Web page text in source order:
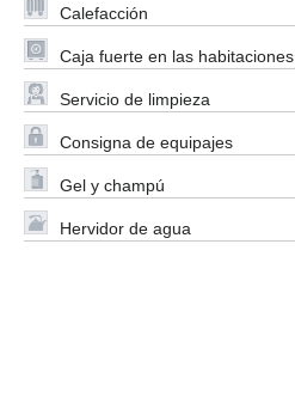
Calefacción
Caja fuerte en las habitaciones
Servicio de limpieza
Consigna de equipajes
Gel y champú
Hervidor de agua